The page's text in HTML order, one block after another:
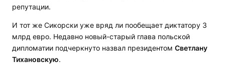
репутации.
И тот же Сикорски уже вряд ли пообещает диктатору 3
млрд евро. Недавно новый-старый глава польской
дипломатии подчеркнуто назвал президентом Светлану
Тихановскую.